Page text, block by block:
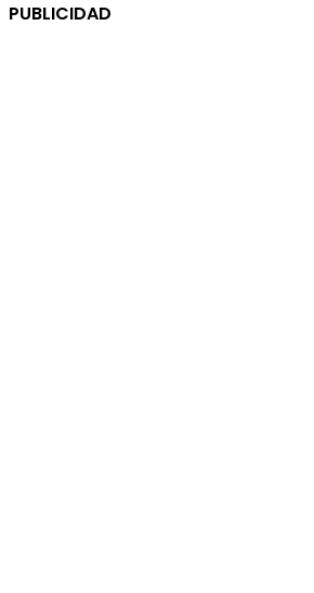
PUBLICIDAD